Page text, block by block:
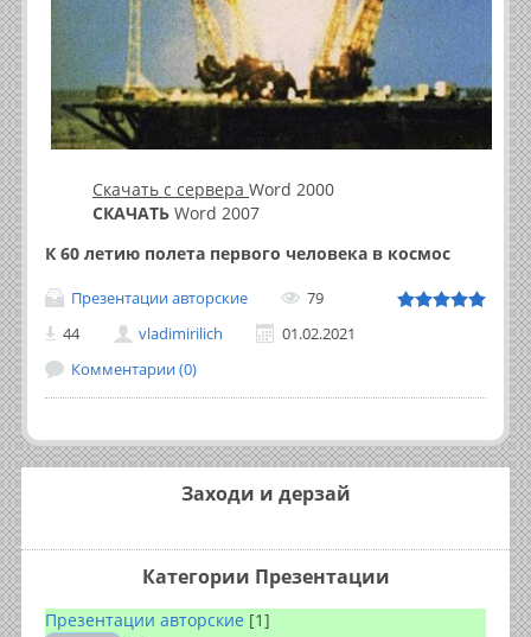
Скачать с сервера Word 2000
СКАЧАТЬ Word 2007
К 60 летию полета первого человека в космос
Презентации авторские
79
44
vladimirilich
01.02.2021
Комментарии (0)
Заходи и дерзай
Категории Презентации
Презентации авторские [1]